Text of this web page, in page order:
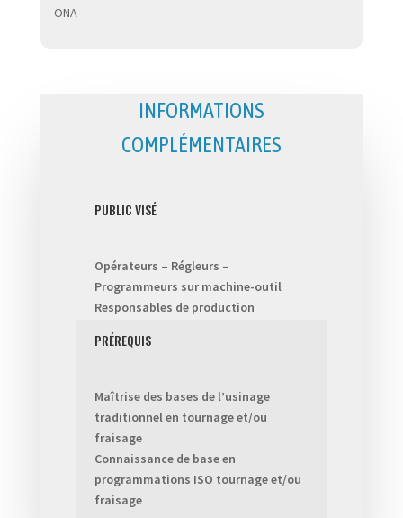
ONA
INFORMATIONS
COMPLÉMENTAIRES
PUBLIC VISÉ
Opérateurs – Régleurs –
Programmeurs sur machine-outil
Responsables de production
PRÉREQUIS
Maîtrise des bases de l’usinage
traditionnel en tournage et/ou
fraisage
Connaissance de base en
programmations ISO tournage et/ou
fraisage